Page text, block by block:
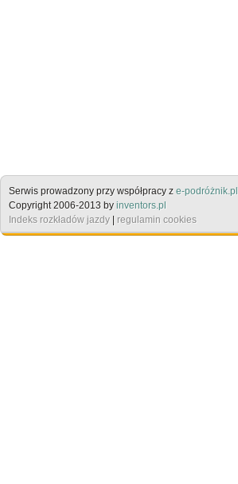
Serwis prowadzony przy współpracy z e-podróżnik.pl
Copyright 2006-2013 by inventors.pl
Indeks rozkładów jazdy | regulamin cookies